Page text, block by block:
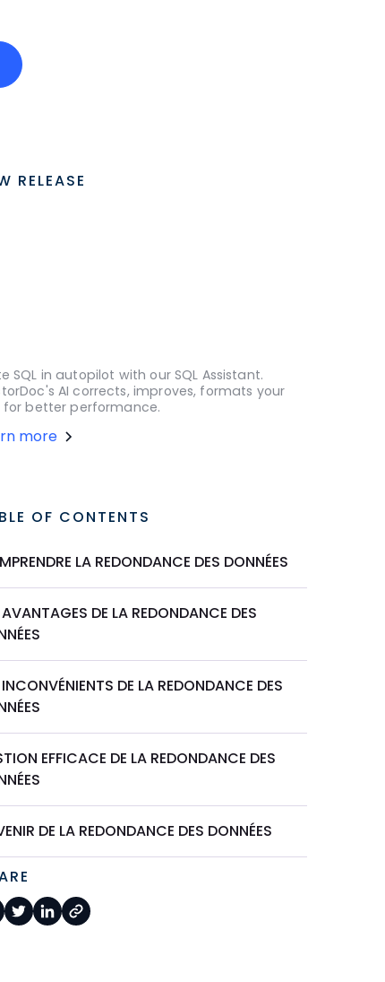
RELEASE
SQL in autopilot with our SQL Assistant.
AI corrects, improves, formats your
for better performance.
more
OF CONTENTS
LA REDONDANCE DES DONNÉES
AVANTAGES DE LA REDONDANCE DES
INCONVÉNIENTS DE LA REDONDANCE DES
EFFICACE DE LA REDONDANCE DES
DE LA REDONDANCE DES DONNÉES